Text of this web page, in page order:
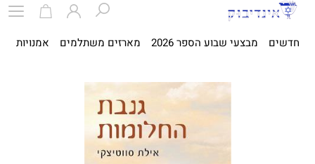
חדשים מבצעי שבוע הספר 2026 מארזים משתלמים אמנויות